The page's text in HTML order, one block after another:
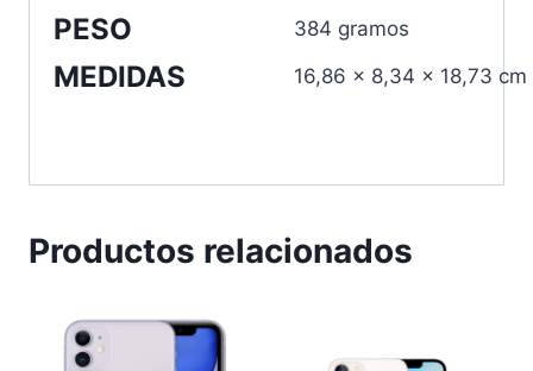
PESO 384 gramos
MEDIDAS 16,86 x 8,34 x 18,73 cm
Productos relacionados